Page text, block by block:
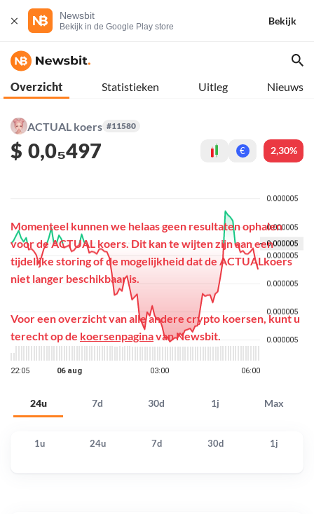
Newsbit
Bekijk in de Google Play store
Bekijk
Overzicht Statistieken Uitleg Nieuws
ACTUAL koers #11580
$ 0,0₅497 € 2,30%
24u 7d 30d 1j Max
Momenteel kunnen we helaas geen resultaten ophalen
voor de ACTUAL koers. Dit kan te wijten zijn aan een
tijdelijke storing of de mogelijkheid dat de ACTUALkoers
niet langer beschikbaar is.
Voor een overzicht van alle andere crypto koersen, kunt u
terecht op de koersenpaginavan Newsbit.
1u 24u 7d 30d 1j